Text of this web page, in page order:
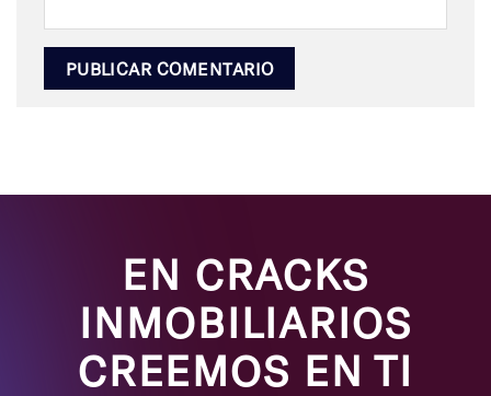
EN CRACKS
INMOBILIARIOS
CREEMOS EN TI